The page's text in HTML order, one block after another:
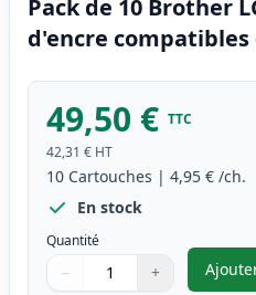
Pack de 10 Brother
d'encre compatibles
49,50 € TTC
42,31 € HT
10 Cartouches | 4,95 € /ch.
En stock
Quantité
Quantité
Utilisez les boutons pour
− +
Quantité